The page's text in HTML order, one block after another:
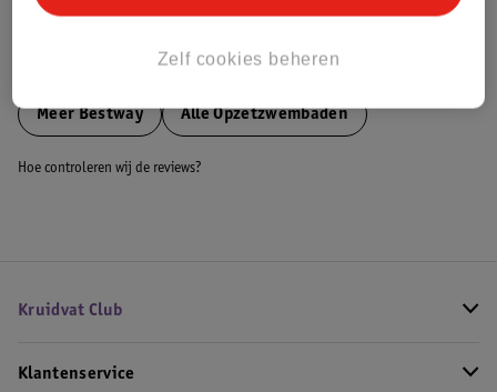
MeerBestway Alle Opzetzwembaden
Hoe controleren wij de reviews?
Kruidvat Club
Klantenservice
Zelf cookies beheren